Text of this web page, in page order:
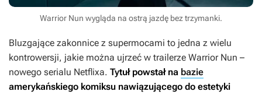
Warrior Nun wygląda na ostrą jazdę bez trzymanki.
Bluzgające zakonnice z supermocami to jedna z wielu
kontrowersji, jakie można ujrzeć w trailerze Warrior Nun –
nowego serialu Netflixa. Tytuł powstał na bazie
amerykańskiego komiksu nawiązującego do estetyki